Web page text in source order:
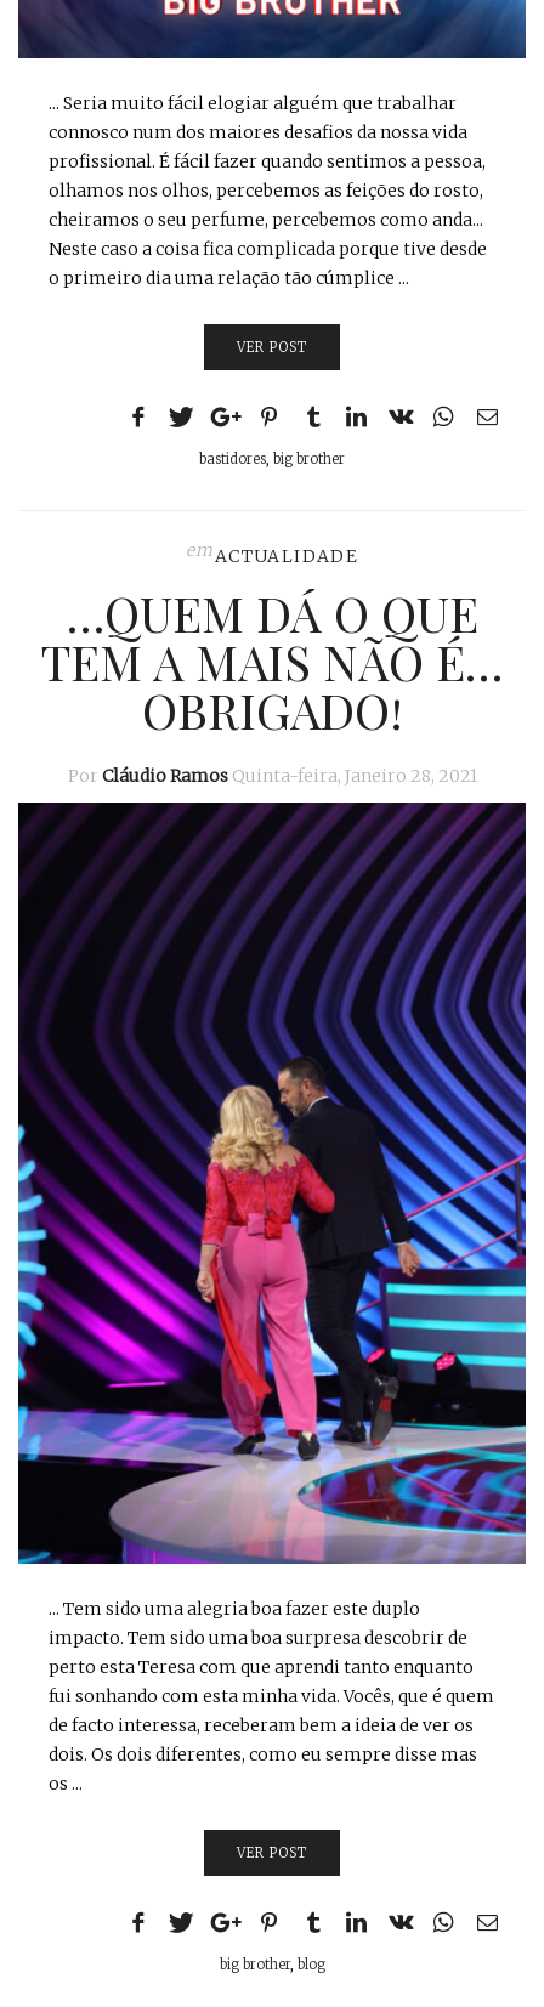
... Seria muito fácil elogiar alguém que trabalhar
connosco num dos maiores desafios da nossa vida
profissional. É fácil fazer quando sentimos a pessoa,
olhamos nos olhos, percebemos as feições do rosto,
cheiramos o seu perfume, percebemos como anda...
Neste caso a coisa fica complicada porque tive desde
o primeiro dia uma relação tão cúmplice ...
VER POST
bastidores, big brother
emACTUALIDADE
…QUEM DÁ O QUE
TEM A MAIS NÃO É…
OBRIGADO!
Por Cláudio Ramos Quinta-feira, Janeiro 28, 2021
... Tem sido uma alegria boa fazer este duplo
impacto. Tem sido uma boa surpresa descobrir de
perto esta Teresa com que aprendi tanto enquanto
fui sonhando com esta minha vida. Vocês, que é quem
de facto interessa, receberam bem a ideia de ver os
dois. Os dois diferentes, como eu sempre disse mas
os ...
VER POST
big brother, blog